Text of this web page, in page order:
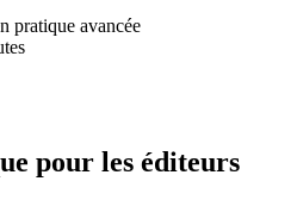
pratique avancée
pour les éditeurs